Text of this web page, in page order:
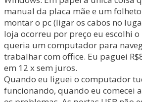
manual da placa mãe e um
montar o pc (ligar os cabos no
loja ocorreu por preço eu escolhi
queria um computador para
trabalhar com office. Eu paguei
em 12 x sem juros.
Quando eu liguei o computador
funcionando, quando eu comecei